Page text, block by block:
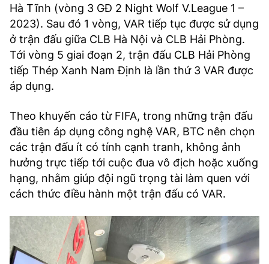
Hà Tĩnh (vòng 3 GĐ 2 Night Wolf V.League 1 –
2023). Sau đó 1 vòng, VAR tiếp tục được sử dụng
ở trận đấu giữa CLB Hà Nội và CLB Hải Phòng.
Tới vòng 5 giai đoạn 2, trận đấu CLB Hải Phòng
tiếp Thép Xanh Nam Định là lần thứ 3 VAR được
áp dụng.
Theo khuyến cáo từ FIFA, trong những trận đấu
đầu tiên áp dụng công nghệ VAR, BTC nên chọn
các trận đấu ít có tính cạnh tranh, không ảnh
hưởng trực tiếp tới cuộc đua vô địch hoặc xuống
hạng, nhằm giúp đội ngũ trọng tài làm quen với
cách thức điều hành một trận đấu có VAR.